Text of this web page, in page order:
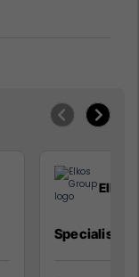
Elkos
Specialist